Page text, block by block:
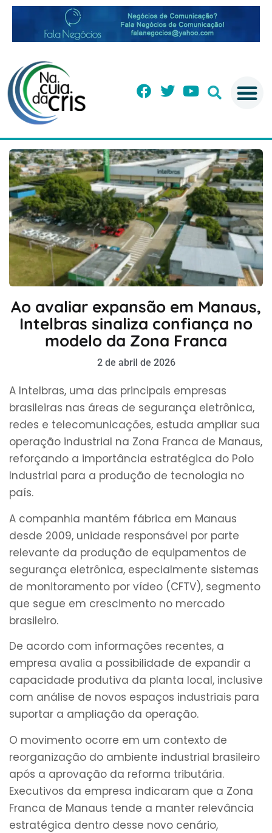
Ao avaliar expansão em Manaus,
Intelbras sinaliza confiança no
modelo da Zona Franca
2 de abril de 2026
A Intelbras, uma das principais empresas
brasileiras nas áreas de segurança eletrônica,
redes e telecomunicações, estuda ampliar sua
operação industrial na Zona Franca de Manaus,
reforçando a importância estratégica do Polo
Industrial para a produção de tecnologia no
país.
A companhia mantém fábrica em Manaus
desde 2009, unidade responsável por parte
relevante da produção de equipamentos de
segurança eletrônica, especialmente sistemas
de monitoramento por vídeo (CFTV), segmento
que segue em crescimento no mercado
brasileiro.
De acordo com informações recentes, a
empresa avalia a possibilidade de expandir a
capacidade produtiva da planta local, inclusive
com análise de novos espaços industriais para
suportar a ampliação da operação.
O movimento ocorre em um contexto de
reorganização do ambiente industrial brasileiro
após a aprovação da reforma tributária.
Executivos da empresa indicaram que a Zona
Franca de Manaus tende a manter relevância
estratégica dentro desse novo cenário,